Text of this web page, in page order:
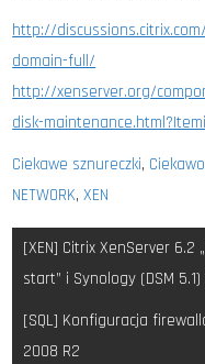
http://
domain-full/
http://xenserver.org/
disk-
Ciekawe sznureczki,
NETWORK,XEN
Nawigacja
wpisu
[XEN] Citrix XenServer
start” i Synology (DSM 5.1)
[SQL] Konfiguracja
2008 R2